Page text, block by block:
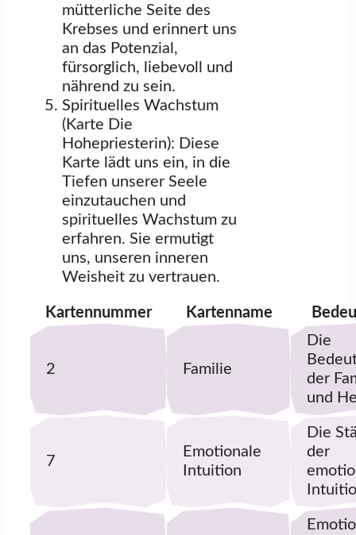
mütterliche Seite des
Krebses und erinnert uns
an das Potenzial,
fürsorglich, liebevoll und
nährend zu sein.
Spirituelles Wachstum
(Karte Die
Hohepriesterin): Diese
Karte lädt uns ein, in die
Tiefen unserer Seele
einzutauchen und
spirituelles Wachstum zu
erfahren. Sie ermutigt
uns, unseren inneren
Weisheit zu vertrauen.
Kartennummer Kartenname
2 Familie
Die
der
und
7
Emotionale
Intuition
Die
der